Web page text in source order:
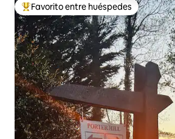
Favorito entre huéspedes preferido
Favorito entre huéspedes